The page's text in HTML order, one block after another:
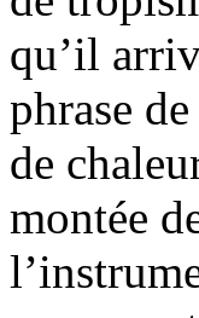
qu’il
phrase
de
montée